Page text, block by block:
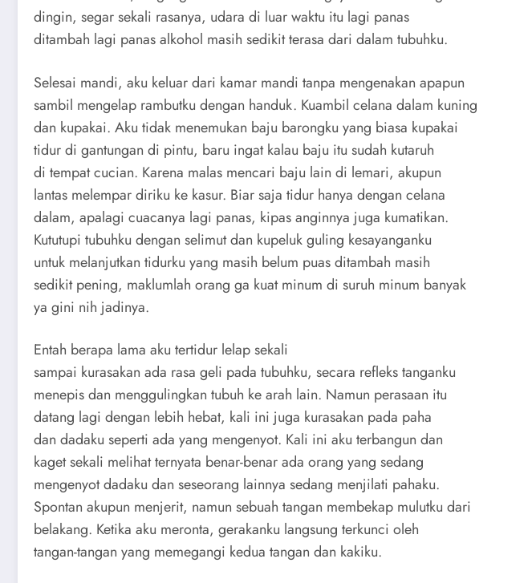
dingin, segar sekali rasanya, udara di luar waktu itu lagi panas
ditambah lagi panas alkohol masih sedikit terasa dari dalam tubuhku.
Selesai mandi, aku keluar dari kamar mandi tanpa mengenakan apapun
sambil mengelap rambutku dengan handuk. Kuambil celana dalam kuning
dan kupakai. Aku tidak menemukan baju barongku yang biasa kupakai
tidur di gantungan di pintu, baru ingat kalau baju itu sudah kutaruh
di tempat cucian. Karena malas mencari baju lain di lemari, akupun
lantas melempar diriku ke kasur. Biar saja tidur hanya dengan celana
dalam, apalagi cuacanya lagi panas, kipas anginnya juga kumatikan.
Kututupi tubuhku dengan selimut dan kupeluk guling kesayanganku
untuk melanjutkan tidurku yang masih belum puas ditambah masih
sedikit pening, maklumlah orang ga kuat minum di suruh minum banyak
ya gini nih jadinya.
Entah berapa lama aku tertidur lelap sekali
sampai kurasakan ada rasa geli pada tubuhku, secara refleks tanganku
menepis dan menggulingkan tubuh ke arah lain. Namun perasaan itu
datang lagi dengan lebih hebat, kali ini juga kurasakan pada paha
dan dadaku seperti ada yang mengenyot. Kali ini aku terbangun dan
kaget sekali melihat ternyata benar-benar ada orang yang sedang
mengenyot dadaku dan seseorang lainnya sedang menjilati pahaku.
Spontan akupun menjerit, namun sebuah tangan membekap mulutku dari
belakang. Ketika aku meronta, gerakanku langsung terkunci oleh
tangan-tangan yang memegangi kedua tangan dan kakiku.